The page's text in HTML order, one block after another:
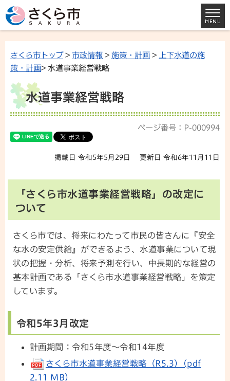
さくら市トップ> 市政情報 > 施策・計画 >
上下水道の施
策・計画> 水道事業経営戦略
水道事業経営戦略
ページ番号：P-000994
掲載日 令和5年5月29日 更新日 令和6年11月11日
「さくら市水道事業経営戦略」の改定に
ついて
さくら市では、将来にわたって市民の皆さんに『安全
な水の安定供給』ができるよう、水道事業について現
状の把握・分析、将来予測を行い、中長期的な経営の
基本計画である「さくら市水道事業経営戦略」を策定
しています。
令和5年3月改定
計画期間：令和5年度～令和14年度
さくら市水道事業経営戦略（R5.3）(pdf
2.11 MB)